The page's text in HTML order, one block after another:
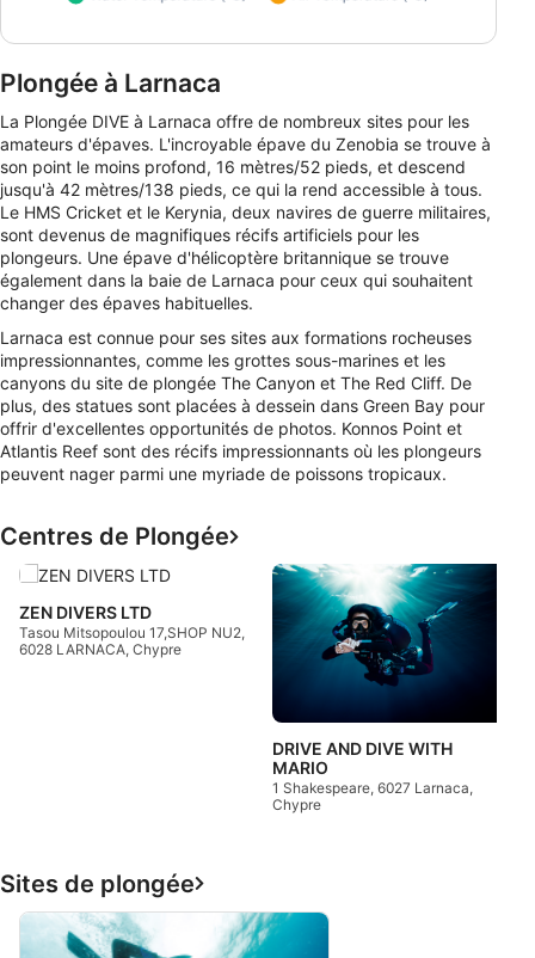
Plongée à Larnaca
La Plongée DIVE à Larnaca offre de nombreux sites pour les
amateurs d'épaves. L'incroyable épave du Zenobia se trouve à
son point le moins profond, 16 mètres/52 pieds, et descend
jusqu'à 42 mètres/138 pieds, ce qui la rend accessible à tous.
Le HMS Cricket et le Kerynia, deux navires de guerre militaires,
sont devenus de magnifiques récifs artificiels pour les
plongeurs. Une épave d'hélicoptère britannique se trouve
également dans la baie de Larnaca pour ceux qui souhaitent
changer des épaves habituelles.
Larnaca est connue pour ses sites aux formations rocheuses
impressionnantes, comme les grottes sous-marines et les
canyons du site de plongée The Canyon et The Red Cliff. De
plus, des statues sont placées à dessein dans Green Bay pour
offrir d'excellentes opportunités de photos. Konnos Point et
Atlantis Reef sont des récifs impressionnants où les plongeurs
peuvent nager parmi une myriade de poissons tropicaux.
Centres de Plongée
ZEN DIVERS LTD
Tasou Mitsopoulou 17,SHOP NU2,
6028 LARNACA, Chypre
DRIVE AND DIVE WITH
MARIO
1 Shakespeare, 6027 Larnaca,
Chypre
Sites de plongée